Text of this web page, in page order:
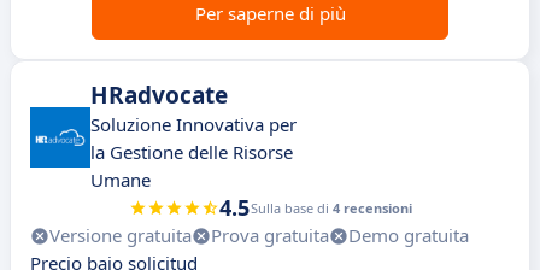
Per saperne di più
HRadvocate
Soluzione Innovativa per
la Gestione delle Risorse
Umane
4.5Sulla base di 4 recensioni
Versione gratuita Prova gratuita
Demo gratuita
Precio bajo solicitud